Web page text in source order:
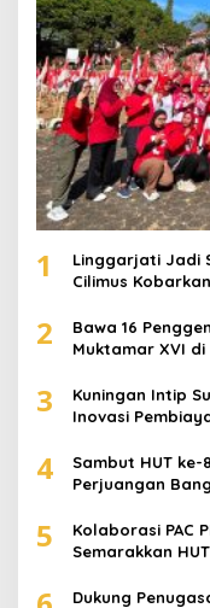
1
Linggarjati Jadi
Cilimus
2
Bawa 16
Muktamar XVI di
3
Kuningan Intip
Inovasi
4
Sambut HUT ke-
Perjuangan
5
Kolaborasi PAC
Semarakkan
Dukung